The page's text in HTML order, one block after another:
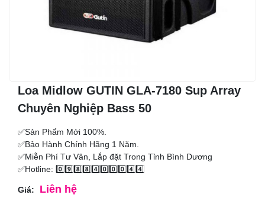
Loa Midlow GUTIN GLA-7180 Sup Array
Chuyên Nghiệp Bass 50
✅Sản Phẩm Mới 100%.
✅Bảo Hành Chính Hãng 1 Năm.
✅Miễn Phí Tư Vân, Lắp đặt Trong Tỉnh Bình Dương
✅Hotline: 0️⃣9️⃣8️⃣8️⃣4️⃣0️⃣0️⃣0️⃣4️⃣4️⃣
Giá: Liên hệ